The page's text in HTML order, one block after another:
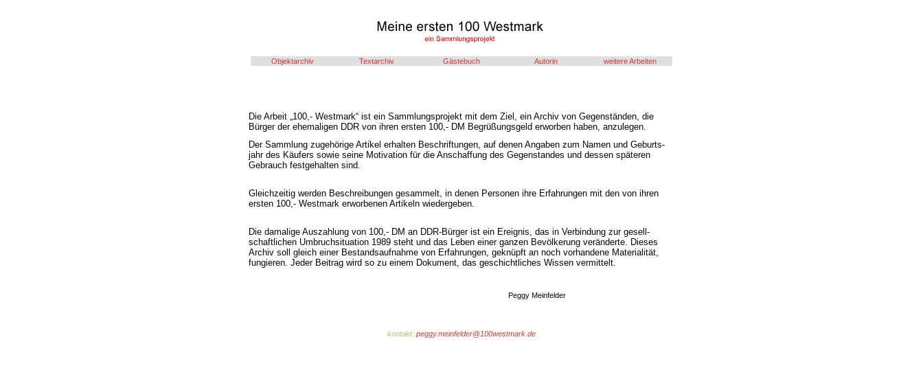
Objektarchiv Textarchiv Gästebuch Autorin weitere Arbeiten
Die Arbeit „100,- Westmark“ ist ein Sammlungsprojekt mit dem Ziel, ein Archiv von Gegenständen, die
Bürger der ehemaligen DDR von ihren ersten 100,- DM Begrüßungsgeld erworben haben, anzulegen.
Der Sammlung zugehörige Artikel erhalten Beschriftungen, auf denen Angaben zum Namen und Geburts-
jahr des Käufers sowie seine Motivation für die Anschaffung des Gegenstandes und dessen späteren
Gebrauch festgehalten sind.
Gleichzeitig werden Beschreibungen gesammelt, in denen Personen ihre Erfahrungen mit den von ihren
ersten 100,- Westmark erworbenen Artikeln wiedergeben.
Die damalige Auszahlung von 100,- DM an DDR-Bürger ist ein Ereignis, das in Verbindung zur gesell-
schaftlichen Umbruchsituation 1989 steht und das Leben einer ganzen Bevölkerung veränderte. Dieses
Archiv soll gleich einer Bestandsaufnahme von Erfahrungen, geknüpft an noch vorhandene Materialität,
fungieren. Jeder Beitrag wird so zu einem Dokument, das geschichtliches Wissen vermittelt.
Peggy Meinfelder
kontakt: peggy.meinfelder@100westmark.de